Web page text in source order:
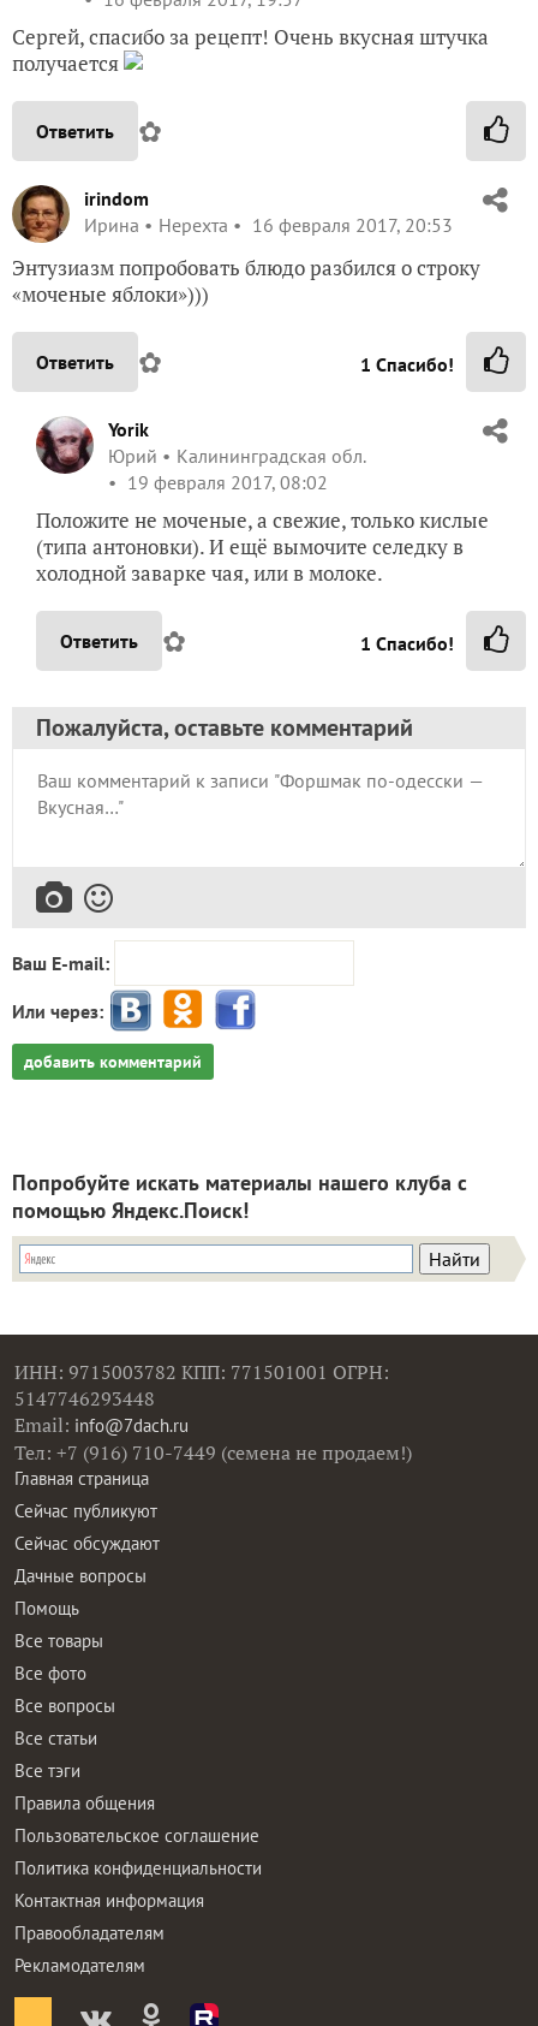
Сергей, спасибо за рецепт! Очень вкусная штучка
получается
Ответить ✿
irindom
Ирина
Нерехта 16 февраля 2017, 20:53
Энтузиазм попробовать блюдо разбился о строку
«моченые яблоки»)))
Ответить ✿ 1 Спасибо!
Yorik
Юрий
Калининградская обл.
19 февраля 2017, 08:02
Положите не моченые, а свежие, только кислые
(типа антоновки). И ещё вымочите селедку в
холодной заварке чая, или в молоке.
Ответить ✿ 1 Спасибо!
Пожалуйста, оставьте комментарий
Ваш E-mail:
Или через:
добавить комментарий
Попробуйте искать материалы нашего клуба с
помощью Яндекс.Поиск!
ИНН: 9715003782 КПП: 771501001 ОГРН:
5147746293448
Email: info@7dach.ru
Тел: +7 (916) 710-7449 (семена не продаем!)
Главная страница
Сейчас публикуют
Сейчас обсуждают
Дачные вопросы
Помощь
Все товары
Все фото
Все вопросы
Все статьи
Все тэги
Правила общения
Пользовательское соглашение
Политика конфиденциальности
Контактная информация
Правообладателям
Рекламодателям